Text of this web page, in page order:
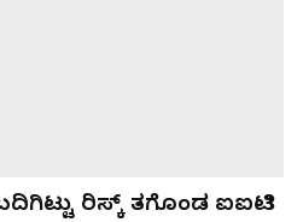
ರಿಸ್ಕ್ ತಗೊಂಡ ಐಐಟಿ